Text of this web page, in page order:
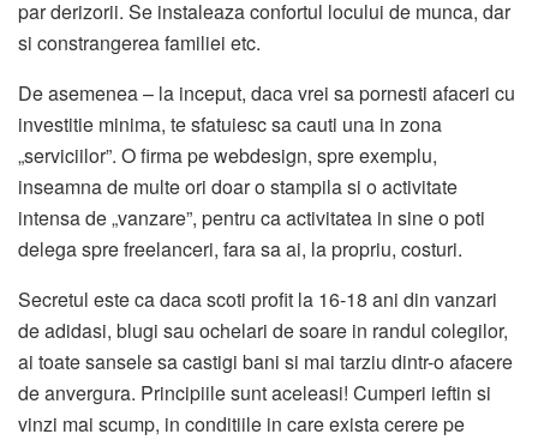
par derizorii. Se instaleaza confortul locului de munca, dar
si constrangerea familiei etc.
De asemenea – la inceput, daca vrei sa pornesti afaceri cu
investitie minima, te sfatuiesc sa cauti una in zona
„serviciilor”. O firma pe webdesign, spre exemplu,
inseamna de multe ori doar o stampila si o activitate
intensa de „vanzare”, pentru ca activitatea in sine o poti
delega spre freelanceri, fara sa ai, la propriu, costuri.
Secretul este ca daca scoti profit la 16-18 ani din vanzari
de adidasi, blugi sau ochelari de soare in randul colegilor,
ai toate sansele sa castigi bani si mai tarziu dintr-o afacere
de anvergura. Principiile sunt aceleasi! Cumperi ieftin si
vinzi mai scump, in conditiile in care exista cerere pe